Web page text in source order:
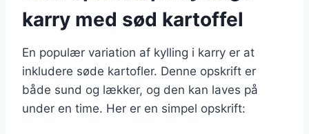
karry med sød kartoffel
En populær variation af kylling i karry er at
inkludere søde kartofler. Denne opskrift er
både sund og lækker, og den kan laves på
under en time. Her er en simpel opskrift: